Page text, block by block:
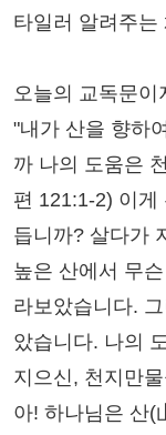
타일러 알려주는
오늘의 교독문이
"내가 산을 향하
까 나의 도움은
편 121:1-2) 이게
듭니까? 살다가
높은 산에서 무
라보았습니다.
았습니다. 나의
지으신, 천지만
아! 하나님은 산(